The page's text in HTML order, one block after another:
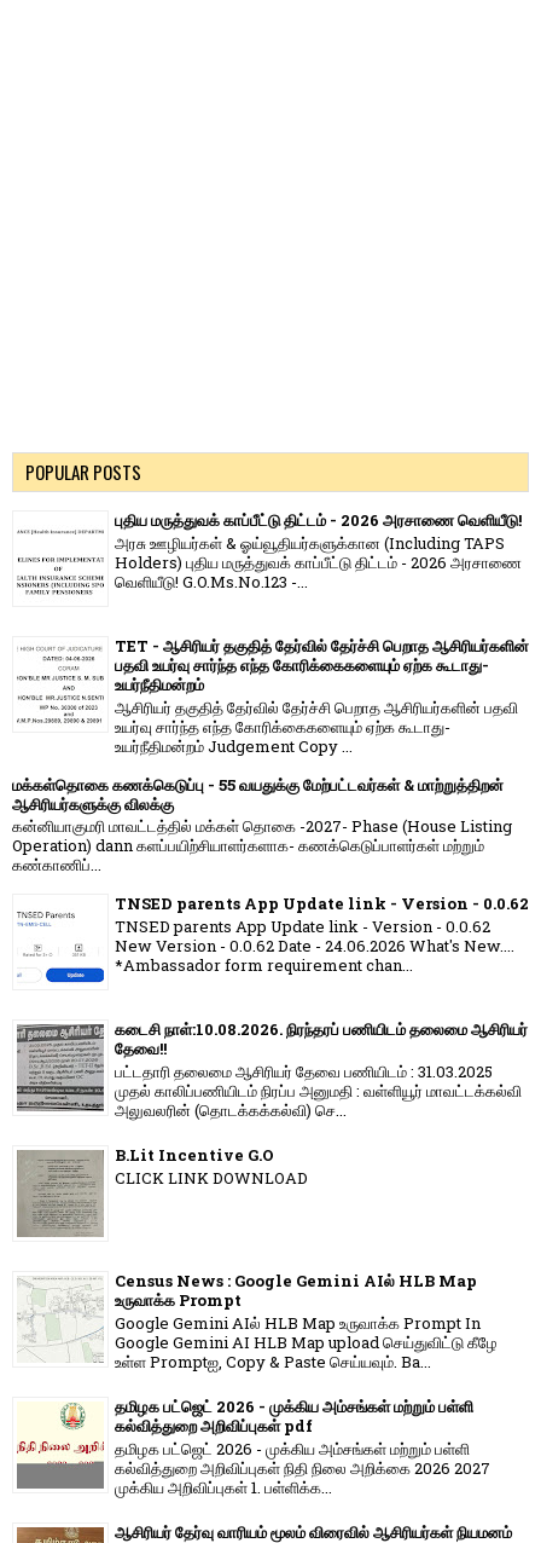
POPULAR POSTS
புதிய மருத்துவக் காப்பீட்டு திட்டம் - 2026 அரசாணை வெளியீடு!
அரசு ஊழியர்கள் & ஓய்வூதியர்களுக்கான (Including TAPS
Holders) புதிய மருத்துவக் காப்பீட்டு திட்டம் - 2026 அரசாணை
வெளியீடு! G.O.Ms.No.123 -...
TET - ஆசிரியர் தகுதித் தேர்வில் தேர்ச்சி பெறாத ஆசிரியர்களின்
பதவி உயர்வு சார்ந்த எந்த கோரிக்கைகளையும் ஏற்க கூடாது-
உயர்நீதிமன்றம்
ஆசிரியர் தகுதித் தேர்வில் தேர்ச்சி பெறாத ஆசிரியர்களின் பதவி
உயர்வு சார்ந்த எந்த கோரிக்கைகளையும் ஏற்க கூடாது-
உயர்நீதிமன்றம் Judgement Copy ...
மக்கள்தொகை கணக்கெடுப்பு - 55 வயதுக்கு மேற்பட்டவர்கள் & மாற்றுத்திறன்
ஆசிரியர்களுக்கு விலக்கு
கன்னியாகுமரி மாவட்டத்தில் மக்கள் தொகை -2027- Phase (House Listing
Operation) dann களப்பயிற்சியாளர்களாக- கணக்கெடுப்பாளர்கள் மற்றும்
கண்காணிப்...
TNSED parents App Update link - Version - 0.0.62
TNSED parents App Update link - Version - 0.0.62
New Version - 0.0.62 Date - 24.06.2026 What's New....
*Ambassador form requirement chan...
கடைசி நாள்:10.08.2026. நிரந்தரப் பணியிடம் தலைமை ஆசிரியர்
தேவை!!
பட்டதாரி தலைமை ஆசிரியர் தேவை பணியிடம் : 31.03.2025
முதல் காலிப்பணியிடம் நிரப்ப அனுமதி : வள்ளியூர் மாவட்டக்கல்வி
அலுவலரின் (தொடக்கக்கல்வி) செ...
B.Lit Incentive G.O
CLICK LINK DOWNLOAD
Census News : Google Gemini AIல் HLB Map
உருவாக்க Prompt
Google Gemini AIல் HLB Map உருவாக்க Prompt In
Google Gemini AI HLB Map upload செய்துவிட்டு கீழே
உள்ள Promptஐ, Copy & Paste செய்யவும். Ba...
தமிழக பட்ஜெட் 2026 - முக்கிய அம்சங்கள் மற்றும் பள்ளி
கல்வித்துறை அறிவிப்புகள் pdf
தமிழக பட்ஜெட் 2026 - முக்கிய அம்சங்கள் மற்றும் பள்ளி
கல்வித்துறை அறிவிப்புகள் நிதி நிலை அறிக்கை 2026 2027
முக்கிய அறிவிப்புகள் 1. பள்ளிக்க...
ஆசிரியர் தேர்வு வாரியம் மூலம் விரைவில் ஆசிரியர்கள் நியமனம்